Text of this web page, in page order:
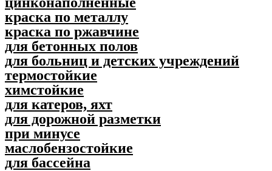
краска по металлу
краска по ржавчине
для бетонных полов
для больниц и детских учреждений
термостойкие
химстойкие
для катеров, яхт
для дорожной разметки
при минусе
маслобензостойкие
для бассейна